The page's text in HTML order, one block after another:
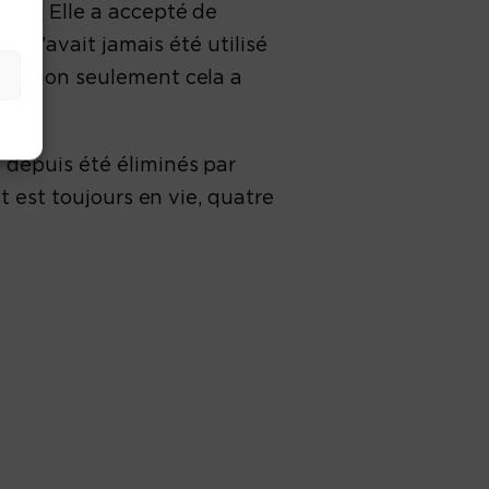
Elle a accepté de
n’avait jamais été utilisé
non seulement cela a
depuis été éliminés par
est toujours en vie, quatre